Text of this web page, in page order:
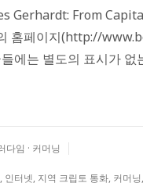
Gerhardt: From
홈페이지(http://
에는 별도의 표시가 없
다임 · 커머닝
, 인터넷, 지역 크립토 통화, 커머닝